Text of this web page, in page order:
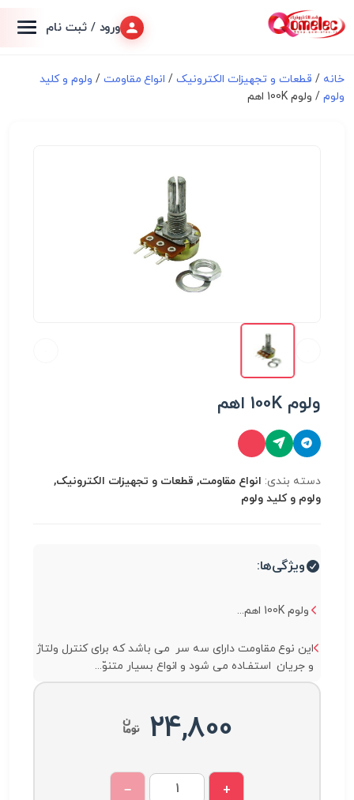
ورود / ثبت نام
خانه / قطعات و تجهیزات الکترونیک/ انواع مقاومت / ولوم و کلید
ولوم / ولوم 100K اهم
ولوم 100K اهم
دسته بندی: انواع مقاومت, قطعات و تجهیزات الکترونیک,
ولوم و کلید ولوم
ویژگی‌ها:
ولوم 100K اهم...
این نوع مقاومت دارای سه سر می باشد که برای کنترل ولتاژ
و جریان استفـاده می شود و انواع بسیار متنوّ...
24,800
+
−